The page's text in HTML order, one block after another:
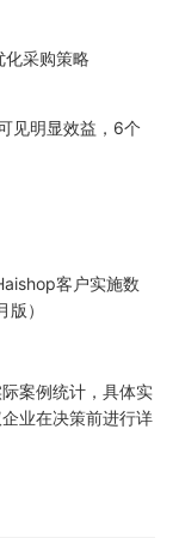
化采购策略
见明显效益，6个
客户实施数
）
案例统计，具体实
业在决策前进行详